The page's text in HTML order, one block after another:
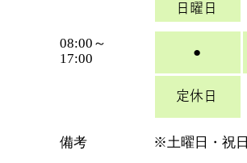
日曜日
08:00～
17:00
●
定休日
備考 ※土曜日・祝